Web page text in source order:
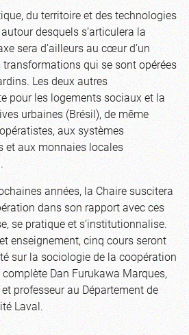
du territoire et des technologies
desquels s’articulera la
sera d’ailleurs au cœur d’un
qui se sont opérées
Les deux autres
pour les logements sociaux et la
urbaines (Brésil), de même
aux systèmes
et aux monnaies locales
années, la Chaire suscitera
dans son rapport avec ces
se pratique et s’institutionnalise.
enseignement, cinq cours seront
sur la sociologie de la coopération
Dan Furukawa Marques,
professeur au Département de
Laval.